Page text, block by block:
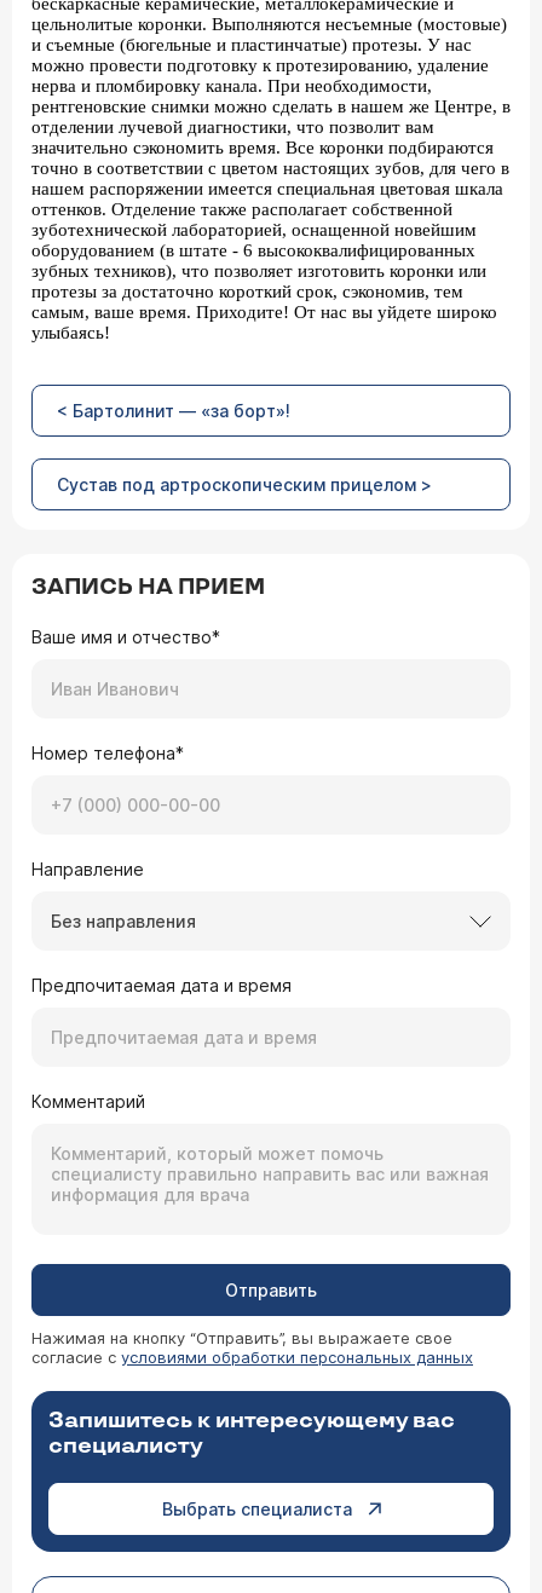
цельнолитые коронки. Выполняются несъемные (мостовые)
и съемные (бюгельные и пластинчатые) протезы. У нас
можно провести подготовку к протезированию, удаление
нерва и пломбировку канала. При необходимости,
рентгеновские снимки можно сделать в нашем же Центре, в
отделении лучевой диагностики, что позволит вам
значительно сэкономить время. Все коронки подбираются
точно в соответствии с цветом настоящих зубов, для чего в
нашем распоряжении имеется специальная цветовая шкала
оттенков. Отделение также располагает собственной
зуботехнической лабораторией, оснащенной новейшим
оборудованием (в штате - 6 высококвалифицированных
зубных техников), что позволяет изготовить коронки или
протезы за достаточно короткий срок, сэкономив, тем
самым, ваше время. Приходите! От нас вы уйдете широко
улыбаясь!
< Бартолинит — «за борт»!
Сустав под артроскопическим прицелом >
ЗАПИСЬ НА ПРИЕМ
Ваше имя и отчество*
Номер телефона*
Направление
Без направления
Предпочитаемая дата и время
Комментарий
Отправить
Нажимая на кнопку “Отправить”, вы выражаете свое
согласие с условиями обработки персональных данных
Запишитесь к интересующему вас
специалисту
Выбрать специалиста